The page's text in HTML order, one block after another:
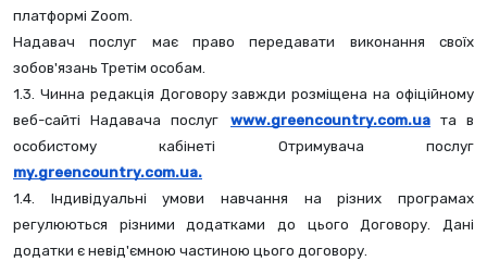
платформі Zoom.
Надавач послуг має право передавати виконання своїх
зобов'язань Третім особам.
1.3. Чинна редакція Договору завжди розміщена на офіційному
веб-сайті Надавача послуг
www.greencountry.com.ua та в
my.greencountry.com.ua.
1.4. Індивідуальні умови навчання на різних програмах
регулюються різними додатками до цього Договору. Дані
додатки є невід'ємною частиною цього договору.